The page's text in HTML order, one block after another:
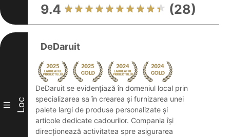
9.4 (28)
III Loc
DeDaruit
DeDaruit se evidențiază în domeniul local prin
specializarea sa în crearea și furnizarea unei
palete largi de produse personalizate și
articole dedicate cadourilor. Compania își
direcționează activitatea spre asigurarea